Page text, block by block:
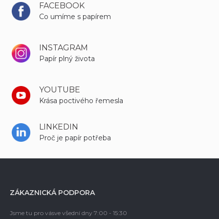
FACEBOOK
Co umíme s papírem
INSTAGRAM
Papír plný života
YOUTUBE
Krása poctivého řemesla
LINKEDIN
Proč je papír potřeba
ZÁKAZNICKÁ PODPORA
Jsme tu pro vásve všední dny 7:00 - 15:30